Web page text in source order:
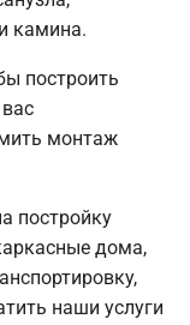
камина.
построить
монтаж
постройку
дома,
наши услуги